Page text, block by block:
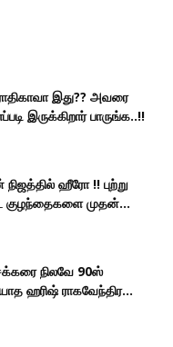
இது?? அவரை
இருக்கிறார் பாருங்க..!!
ஹீரோ !! புற்று
குழந்தைகளை முதன்...
நிலவே 90ஸ்
ஹரிஷ் ராகவேந்திர...